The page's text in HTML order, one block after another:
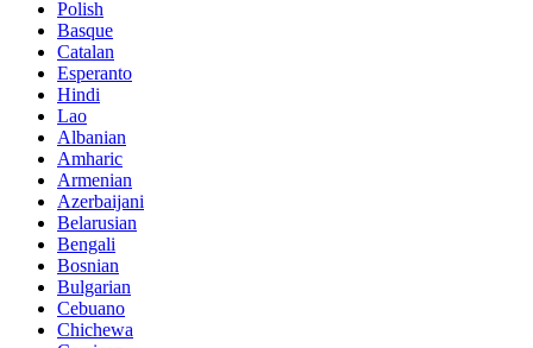
Polish
Basque
Catalan
Esperanto
Hindi
Lao
Albanian
Amharic
Armenian
Azerbaijani
Belarusian
Bengali
Bosnian
Bulgarian
Cebuano
Chichewa